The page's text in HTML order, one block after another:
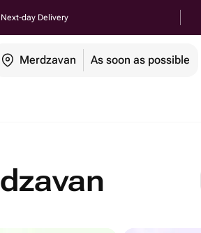
day Delivery
Merdzavan As soon as possible